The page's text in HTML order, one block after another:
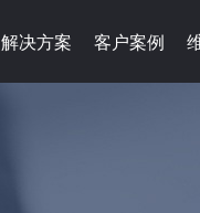
解决方案 客户案例